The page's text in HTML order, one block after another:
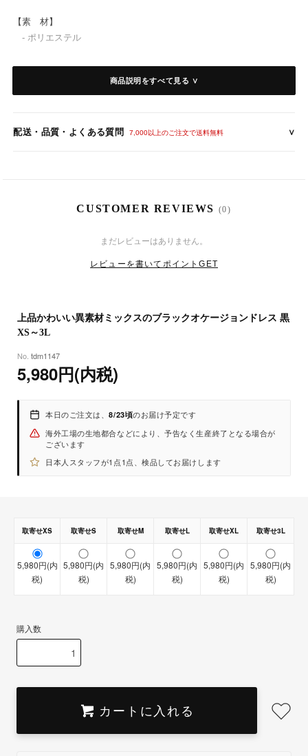
【素 材】
- ポリエステル
【サイズ】
-XL
商品説明をすべて見る ∨
配送・品質・よくある質問 7,000以上のご注文で送料無料 ∨
【取寄せ商品】
CUSTOMER REVIEWS (0)
まだレビューはありません。
レビューを書いてポイントGET
上品かわいい異素材ミックスのブラックオケージョンドレス 黒
XS～3L
tdm1147
5,980円(内税)
本日のご注文は、8/23頃のお届け予定です
海外工場の生地都合などにより、予告なく生産終了となる場合が
ございます
日本人スタッフが1点1点、検品してお届けします
取寄せXS 取寄せS 取寄せM 取寄せL 取寄せXL 取寄せ3L
5,980円(内
税)
5,980円(内
税)
5,980円(内
税)
5,980円(内
税)
5,980円(内
税)
5,980円(内
税)
購入数
カートに入れる